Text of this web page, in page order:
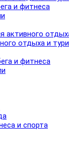
и фитнеса
активного
отдыха и
и фитнеса
и спорта